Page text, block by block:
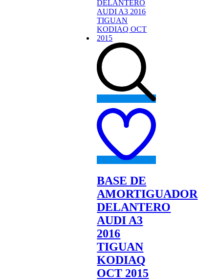
wishlist
BASE DE
AMORTIGUADOR
DELANTERO
AUDI A3
2016
TIGUAN
KODIAQ
OCT 2015